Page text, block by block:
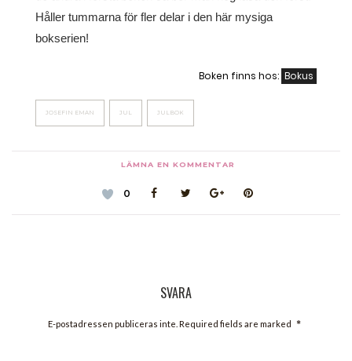
Håller tummarna för fler delar i den här mysiga
bokserien!
Boken finns hos: Bokus
JOSEFIN EMAN JUL JULBOK
LÄMNA EN KOMMENTAR
0
SVARA
E-postadressen publiceras inte. Required fields are marked *